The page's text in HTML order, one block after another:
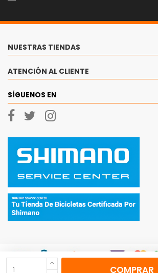
COMPRAR
NUESTRAS TIENDAS
ATENCIÓN AL CLIENTE
SÍGUENOS EN